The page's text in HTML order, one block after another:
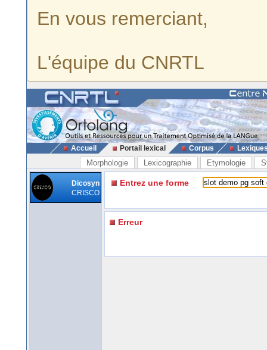
En vous remerciant,
L'équipe du CNRTL
Accueil Portail lexical Corpus
Morphologie Lexicographie Etymologie
Dicosyn
CRISCO
Entrez une forme
Erreur